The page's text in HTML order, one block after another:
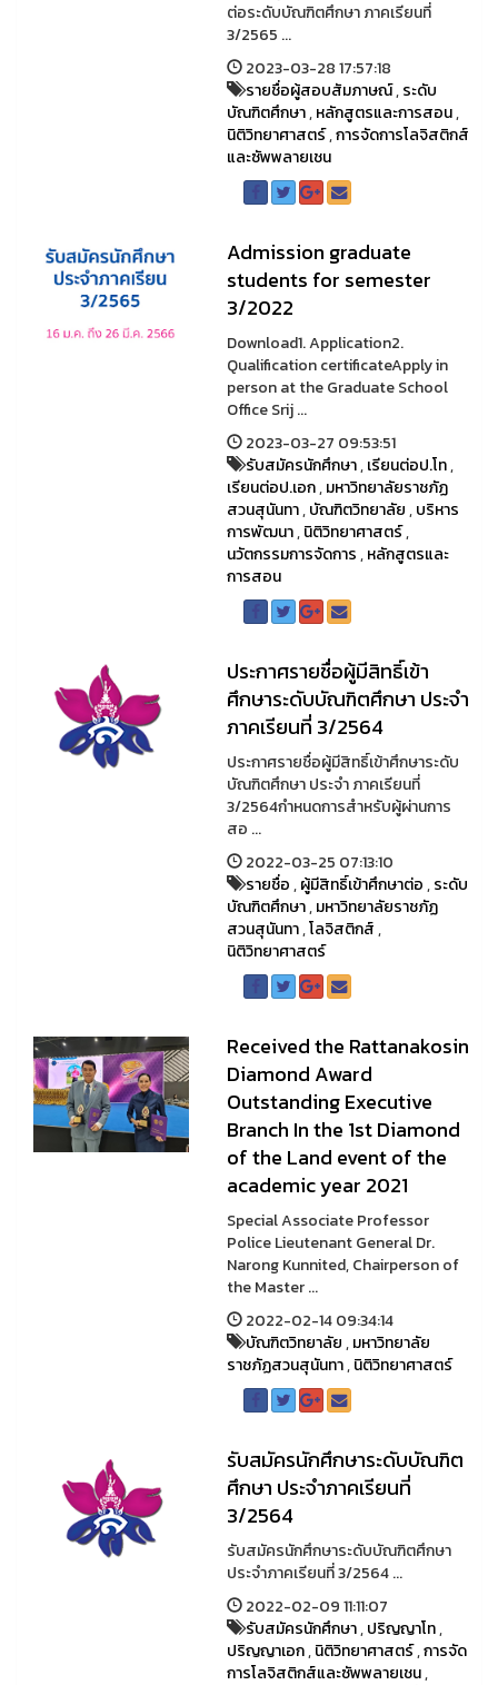
ต่อระดับบัณฑิตศึกษา ภาคเรียนที่
3/2565 ...
2023-03-28 17:57:18
รายชื่อผู้สอบสัมภาษณ์,ระดับ
บัณฑิตศึกษา,หลักสูตรและการสอน,
นิติวิทยาศาสตร์,การจัดการโลจิสติกส์
และซัพพลายเชน
Admission graduate
students for semester
3/2022
Download1. Application2.
Qualification certificateApply in
person at the Graduate School
Office Srij ...
2023-03-27 09:53:51
รับสมัครนักศึกษา,เรียนต่อป.โท,
เรียนต่อป.เอก,มหาวิทยาลัยราชภัฏ
สวนสุนันทา,บัณฑิตวิทยาลัย,บริหาร
การพัฒนา,นิติวิทยาศาสตร์,
นวัตกรรมการจัดการ,หลักสูตรและ
การสอน
ประกาศรายชื่อผู้มีสิทธิ์เข้า
ศึกษาระดับบัณฑิตศึกษา ประจำ
ภาคเรียนที่ 3/2564
ประกาศรายชื่อผู้มีสิทธิ์เข้าศึกษาระดับ
บัณฑิตศึกษา ประจำ ภาคเรียนที่
3/2564กำหนดการสำหรับผู้ผ่านการ
สอ ...
2022-03-25 07:13:10
รายชื่อ,ผู้มีสิทธิ์เข้าศึกษาต่อ,ระดับ
บัณฑิตศึกษา,มหาวิทยาลัยราชภัฏ
สวนสุนันทา,โลจิสติกส์,
นิติวิทยาศาสตร์
Received the Rattanakosin
Diamond Award
Outstanding Executive
Branch In the 1st Diamond
of the Land event of the
academic year 2021
Special Associate Professor
Police Lieutenant General Dr.
Narong Kunnited, Chairperson of
the Master ...
2022-02-14 09:34:14
บัณฑิตวิทยาลัย,มหาวิทยาลัย
ราชภัฏสวนสุนันทา,นิติวิทยาศาสตร์
รับสมัครนักศึกษาระดับบัณฑิต
ศึกษา ประจําภาคเรียนที่
3/2564
รับสมัครนักศึกษาระดับบัณฑิตศึกษา
ประจําภาคเรียนที่ 3/2564 ...
2022-02-09 11:11:07
รับสมัครนักศึกษา,ปริญญาโท,
ปริญญาเอก,นิติวิทยาศาสตร์,การจัด
การโลจิสติกส์และซัพพลายเชน,